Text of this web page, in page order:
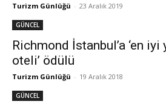
Turizm Günlüğü - 23 Aralık 2019
GÜNCEL
Richmond İstanbul’a ‘en
oteli’ ödülü
Turizm Günlüğü - 19 Aralık 2018
GÜNCEL